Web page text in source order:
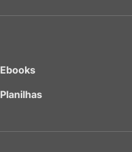
Ebooks
Planilhas